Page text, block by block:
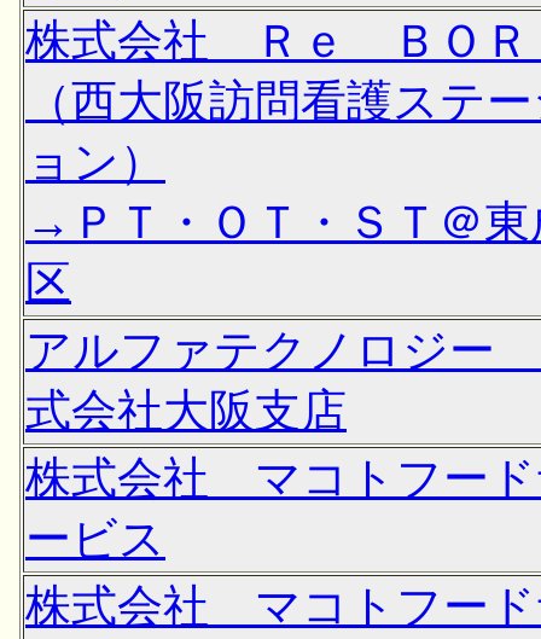
株式会社 Ｒｅ ＢＯＲ
（西大阪訪問看護ステ
ョン）
→ＰＴ・ＯＴ・ＳＴ＠東
区
アルファテクノロジー
式会社大阪支店
株式会社 マコトフー
ービス
株式会社 マコトフー